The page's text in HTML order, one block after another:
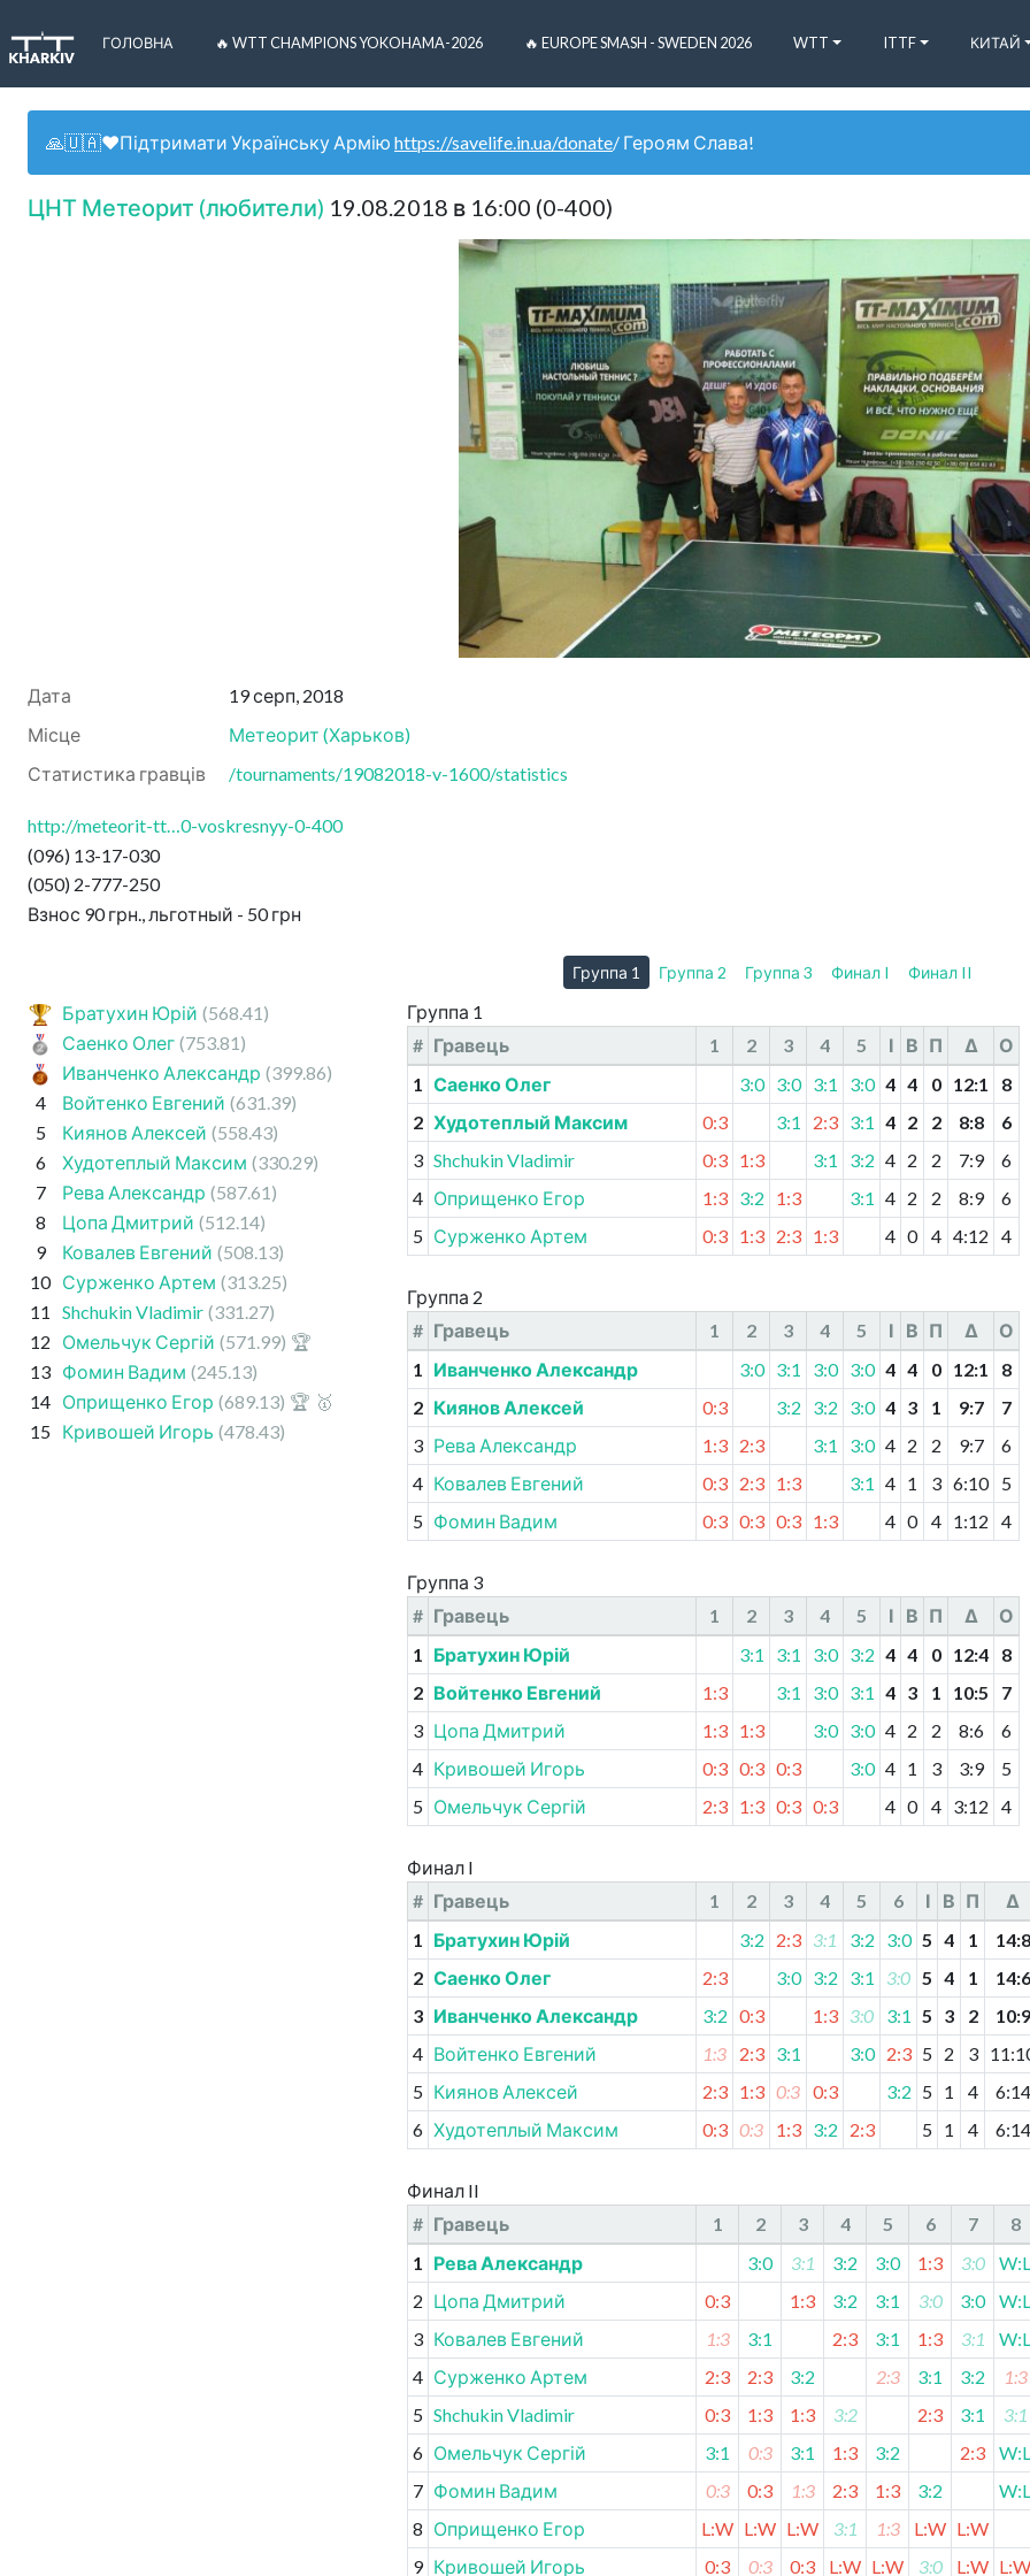
ГОЛОВНА 🔥 WTT CHAMPIONS YOKOHAMA-2026 🔥 EUROPE SMASH - SWEDEN 2026 WTT ITTF КИТАЙ
🙏🇺🇦❤️Підтримати Українську Армію https://savelife.in.ua/donate/ Героям Слава!
ЦНТ Метеорит (любители) 19.08.2018 в 16:00 (0-400)
Дата
19 серп, 2018
Місце
Метеорит (Харьков)
Статистика гравців
/tournaments/19082018-v-1600/statistics
http://meteorit-tt…0-voskresnyy-0-400
(096) 13-17-030
(050) 2-777-250
Взнос 90 грн., льготный - 50 грн
Группа 1 Группа 2 Группа 3 Финал I Финал II
Братухин Юрій (568.41)
Саенко Олег (753.81)
Иванченко Александр (399.86)
4
Войтенко Евгений (631.39)
5
Киянов Алексей (558.43)
6
Худотеплый Максим (330.29)
7
Рева Александр (587.61)
8
Цопа Дмитрий (512.14)
9
Ковалев Евгений (508.13)
10 Сурженко Артем (313.25)
11
Shchukin Vladimir (331.27)
12
Омельчук Сергій (571.99) 🏆
13 Фомин Вадим (245.13)
14 Оприщенко Егор (689.13) 🏆 🥇
15 Кривошей Игорь (478.43)
Группа 1
# Гравець 1 2 3 4 5 І В П Δ
О
1
Саенко Олег 3:0 3:0 3:1 3:0 4 4 0 12:1
8
2 Худотеплый Максим 0:3 3:1 2:3 3:1 4 2 2 8:8
6
3 Shchukin Vladimir 0:3 1:3 3:1 3:2 4 2 2 7:9
6
4 Оприщенко Егор 1:3 3:2 1:3 3:1 4 2 2 8:9
6
5 Сурженко Артем 0:3 1:3 2:3 1:3 4 0 4 4:12 4
Группа 2
# Гравець 1 2 3 4 5 І В П Δ
О
1
Иванченко Александр 3:0 3:1 3:0 3:0 4 4 0 12:1
8
2 Киянов Алексей 0:3 3:2 3:2 3:0 4 3 1 9:7
7
3 Рева Александр 1:3 2:3 3:1 3:0 4 2 2 9:7
6
4 Ковалев Евгений 0:3 2:3 1:3 3:1 4 1 3 6:10
5
5 Фомин Вадим 0:3 0:3 0:3 1:3 4 0 4 1:12 4
Группа 3
# Гравець 1 2 3 4 5 І В П Δ
О
1
Братухин Юрій 3:1 3:1 3:0 3:2 4 4 0 12:4
8
2 Войтенко Евгений 1:3 3:1 3:0 3:1 4 3 1 10:5
7
3 Цопа Дмитрий 1:3 1:3 3:0 3:0 4 2 2 8:6
6
4 Кривошей Игорь 0:3 0:3 0:3 3:0 4 1 3 3:9
5
5 Омельчук Сергій 2:3 1:3 0:3 0:3 4 0 4 3:12 4
Финал I
# Гравець 1 2 3 4 5 6 І В П Δ
1
Братухин Юрій 3:2 2:3 3:1 3:2 3:0 5 4 1 14:8
2 Саенко Олег 2:3 3:0 3:2 3:1 3:0 5 4 1 14:6
3 Иванченко Александр 3:2 0:3 1:3 3:0 3:1 5 3 2 10:9
4 Войтенко Евгений 1:3 2:3 3:1 3:0 2:3 5 2 3 11:
5 Киянов Алексей 2:3 1:3 0:3 0:3 3:2 5 1 4 6:14
6 Худотеплый Максим 0:3 0:3 1:3 3:2 2:3 5 1 4 6:14
Финал II
# Гравець 1 2 3 4 5 6 7 8
1
Рева Александр 3:0 3:1 3:2 3:0 1:3 3:0 W:L
2 Цопа Дмитрий 0:3 1:3 3:2 3:1 3:0 3:0 W:L
3 Ковалев Евгений 1:3 3:1 2:3 3:1 1:3 3:1 W:L
4 Сурженко Артем 2:3 2:3 3:2 2:3 3:1 3:2 1:3
5 Shchukin Vladimir 0:3 1:3 1:3 3:2 2:3 3:1 3:1
6 Омельчук Сергій 3:1 0:3 3:1 1:3 3:2 2:3 W:L
7 Фомин Вадим 0:3 0:3 1:3 2:3 1:3 3:2 W:L
8 Оприщенко Егор L:W L:W L:W 3:1 1:3 L:W L:W
9 Кривошей Игорь 0:3 0:3 0:3 L:W L:W 3:0 L:W L:W